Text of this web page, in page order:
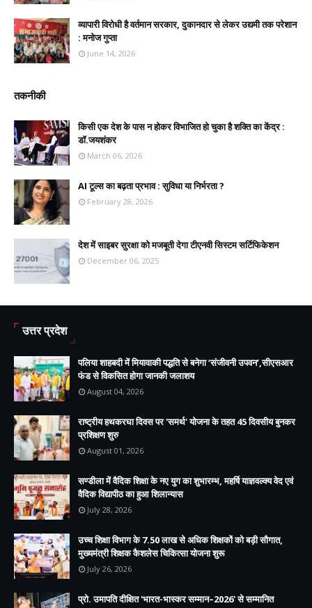
व्यापारी विरोधी है वर्तमान सरकार, दुकानदार से लेकर उद्यमी तक परेशान
: मनोज गुप्ता
June 14, 2026
तकनीकी
किसी एक देश के पास न होकर विभाजित हो चुका है शक्ति का केंद्र :
डॉ.जयशंकर
March 06, 2026
AI टूल्स का बढ़ता प्रभाव : सुविधा या निर्भरता ?
February 28, 2026
देश में साइबर सुरक्षा को मजबूती देगा टीएनवी सिस्टम सर्टिफिकेशन
December 06, 2025
उत्तर प्रदेश
पलिया शाहबदी में मियावाकी पद्धति से बनेगा ‘संजीवनी उपवन’,सीएसआर
फंड से विकसित होगा जानकी जलाशय
August 04, 2026
राष्ट्रीय हथकरघा दिवस पर 'समर्थ' योजना के तहत 45 दिवसीय बुनकर
प्रशिक्षण शुरु
August 01, 2026
सण्डीला में वैदिक शिक्षा के नए युग का शुभारम्भ, महर्षि याज्ञवल्क्य वेद एवं
वैदिक विद्यापीठ का हुआ शिलान्यास
July 28, 2026
उच्च शिक्षा विभाग के 7.50 लाख से अधिक शिक्षकों को बड़ी सौगात,
मुख्यमंत्री शिक्षक कैशलेस चिकित्सा योजना शुरू
July 26, 2026
प्रो. उमापति दीक्षित 'भारत-भास्कर सम्मान–2026' से सम्मानित